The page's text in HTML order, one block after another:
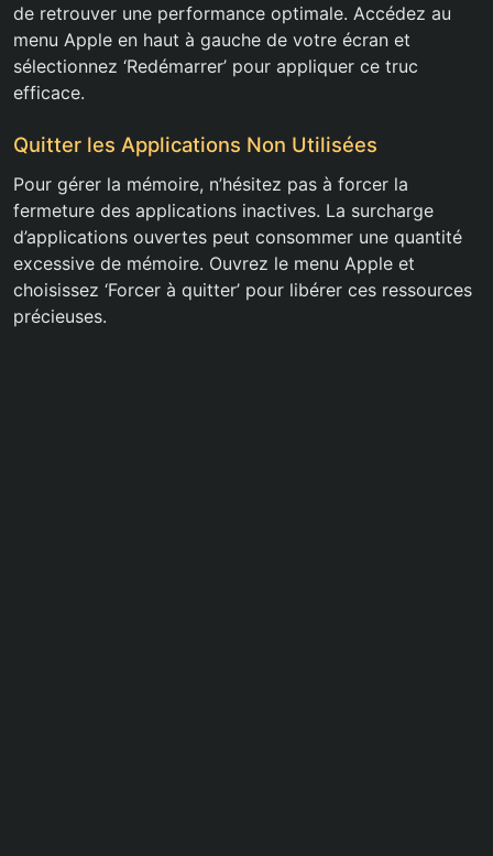
de retrouver une performance optimale. Accédez au
menu Apple en haut à gauche de votre écran et
sélectionnez ‘Redémarrer’ pour appliquer ce truc
efficace.
Quitter les Applications Non Utilisées
Pour gérer la mémoire, n’hésitez pas à forcer la
fermeture des applications inactives. La surcharge
d’applications ouvertes peut consommer une quantité
excessive de mémoire. Ouvrez le menu Apple et
choisissez ‘Forcer à quitter’ pour libérer ces ressources
précieuses.